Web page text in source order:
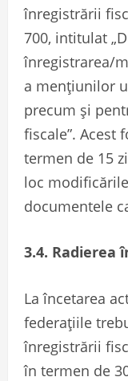
înregistrării
700, intitulat
înregistrarea/
a mențiunilor
precum și
fiscale”. Acest
termen de 15
loc
documentele
3.4. Radierea
La încetarea
federațiile
înregistrării
în termen de